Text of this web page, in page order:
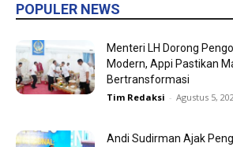
POPULER NEWS
Menteri LH Dorong
Modern, Appi Pastikan
Bertransformasi
Tim Redaksi - Agustus 5,
Andi Sudirman Ajak